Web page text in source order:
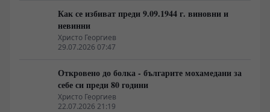
Как се избиват преди 9.09.1944 г. виновни и
невинни
Христо Георгиев
29.07.2026 07:47
Откровено до болка - българите мохамедани за
себе си преди 80 години
Христо Георгиев
22.07.2026 21:19